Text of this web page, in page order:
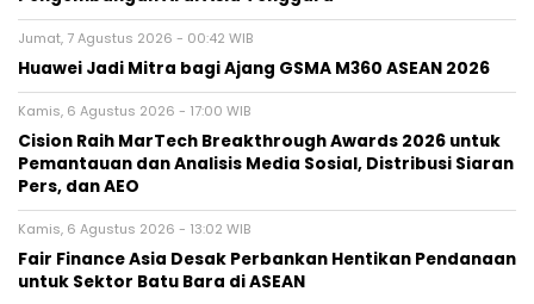
Jumat, 7 Agustus 2026 - 00:42 WIB
Huawei Jadi Mitra bagi Ajang GSMA M360 ASEAN 2026
Kamis, 6 Agustus 2026 - 17:00 WIB
Cision Raih MarTech Breakthrough Awards 2026 untuk
Pemantauan dan Analisis Media Sosial, Distribusi Siaran
Pers, dan AEO
Kamis, 6 Agustus 2026 - 13:02 WIB
Fair Finance Asia Desak Perbankan Hentikan Pendanaan
untuk Sektor Batu Bara di ASEAN